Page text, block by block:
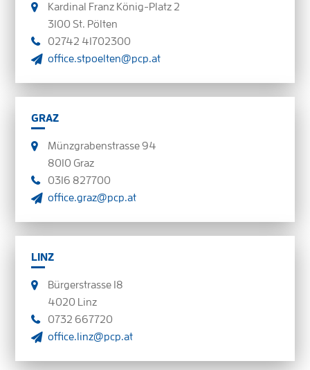
Kardinal Franz König-Platz 2
3100 St. Pölten
02742 41702300
office.stpoelten@pcp.at
GRAZ
Münzgrabenstrasse 94
8010 Graz
0316 827700
office.graz@pcp.at
LINZ
Bürgerstrasse 18
4020 Linz
0732 667720
office.linz@pcp.at